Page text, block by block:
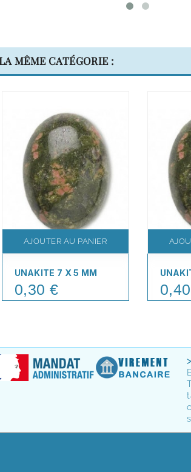
MÊME CATÉGORIE :
AJOUTER AU PANIER
UNAKITE 7 X 5 MM
Price
0,30 € Price